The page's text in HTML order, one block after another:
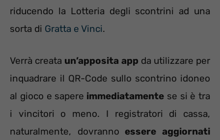
riducendo la Lotteria degli scontrini ad una
sorta di Gratta e Vinci.
Verrà creata un’apposita app da utilizzare per
inquadrare il QR-Code sullo scontrino idoneo
al gioco e sapere immediatamente se si è tra
i vincitori o meno. I registratori di cassa,
naturalmente, dovranno essere aggiornati